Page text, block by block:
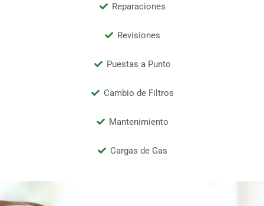
Reparaciones
Revisiones
Puestas a Punto
Cambio de Filtros
Mantenimiento
Cargas de Gas